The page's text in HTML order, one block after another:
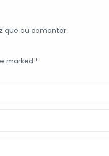
que eu comentar.
marked *